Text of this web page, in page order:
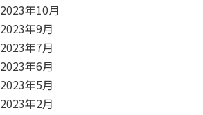
2023年10月
2023年9月
2023年7月
2023年6月
2023年5月
2023年2月